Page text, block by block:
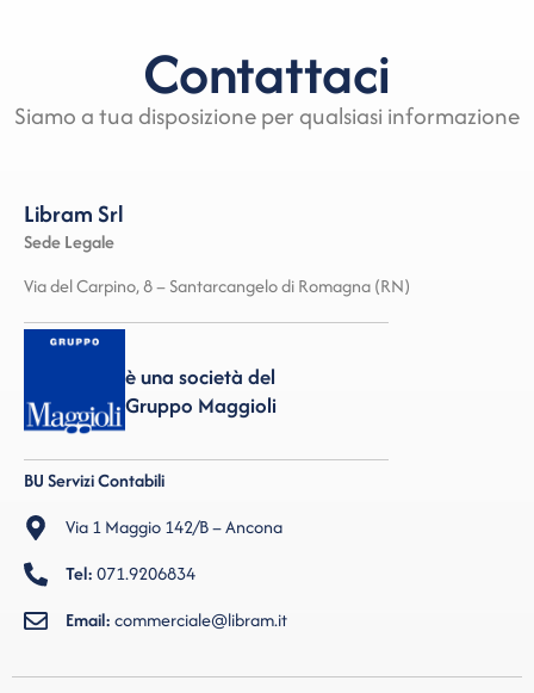
Contattaci
Siamo a tua disposizione per qualsiasi informazione
Libram Srl
Sede Legale
Via del Carpino, 8 – Santarcangelo di Romagna (RN)
è una società del
Gruppo Maggioli
BU Servizi Contabili
Via 1 Maggio 142/B – Ancona
Tel:071.9206834
Email:commerciale@libram.it